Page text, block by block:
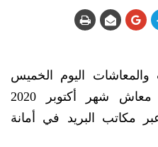
والمعاشات اليوم الخميس
بصرف النصف الثاني من معاش شهر أكتوبر 2020
مكاتب البريد في أمانة